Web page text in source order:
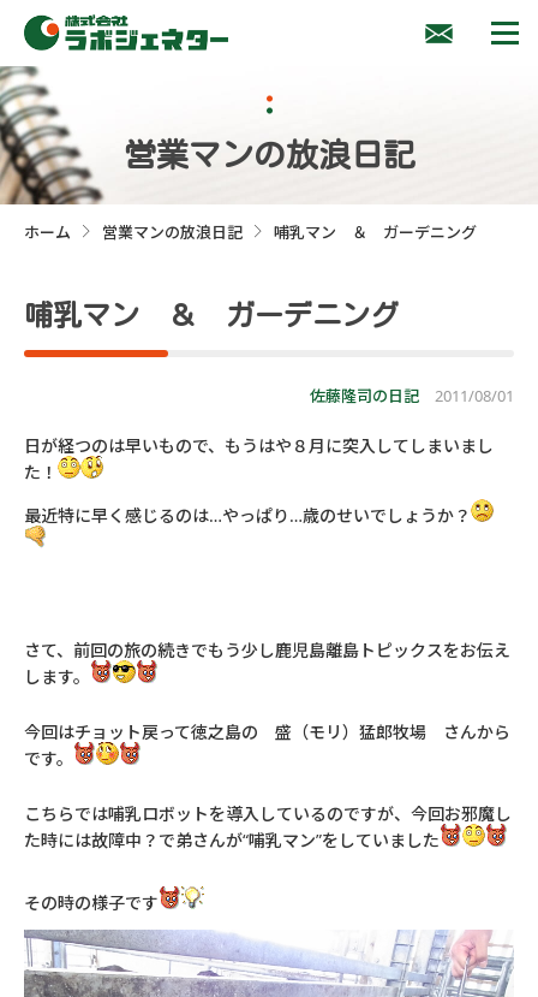
営業マンの放浪日記
ホーム >営業マンの放浪日記 >哺乳マン ＆ ガーデニング
哺乳マン ＆ ガーデニング
佐藤隆司の日記 2011/08/01
日が経つのは早いもので、もうはや８月に突入してしまいまし
た！
最近特に早く感じるのは…やっぱり…歳のせいでしょうか？
さて、前回の旅の続きでもう少し鹿児島離島トピックスをお伝え
します。
今回はチョット戻って徳之島の 盛（モリ）猛郎牧場 さんから
です。
こちらでは哺乳ロボットを導入しているのですが、今回お邪魔し
た時には故障中？で弟さんが“哺乳マン”をしていました
その時の様子です